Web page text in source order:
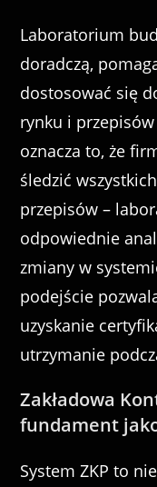
Laboratorium
doradczą,
dostosować się
rynku i
oznacza to, że
śledzić
przepisów –
odpowiednie
zmiany w
podejście
uzyskanie
utrzymanie
Zakładowa
fundament
System ZKP to